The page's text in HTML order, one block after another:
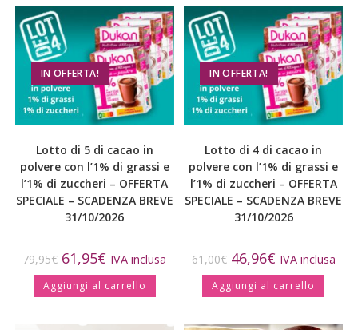
IN OFFERTA!
Lotto di 5 di cacao in
polvere con l’1% di grassi e
l’1% di zuccheri – OFFERTA
SPECIALE – SCADENZA BREVE
31/10/2026
79,95€ 61,95€ IVA inclusa
Aggiungi al carrello
IN OFFERTA!
Lotto di 4 di cacao in
polvere con l’1% di grassi e
l’1% di zuccheri – OFFERTA
SPECIALE – SCADENZA BREVE
31/10/2026
61,00€ 46,96€ IVA inclusa
Aggiungi al carrello